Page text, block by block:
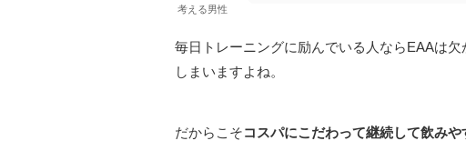
考える男性
毎日トレーニングに励んでいる人ならEAAは
しまいますよね。
だからこそコスパにこだわって継続して飲み